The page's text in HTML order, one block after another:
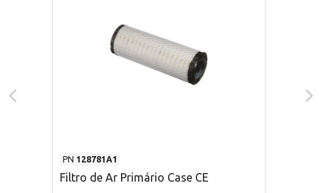
PN 128781A1
Filtro de Ar Primário Case CE